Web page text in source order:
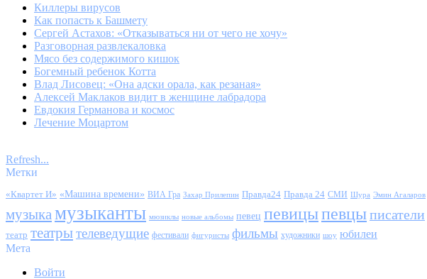
Киллеры вирусов
Как попасть к Башмету
Сергей Астахов: «Отказываться ни от чего не хочу»
Разговорная развлекаловка
Мясо без содержимого кишок
Богемный ребенок Котта
Влад Лисовец: «Она адски орала, как резаная»
Алексей Маклаков видит в женщине лабрадора
Евдокия Германова и космос
Лечение Моцартом
Refresh...
Метки
«Квартет И» «Машина времени» ВИА Гра Захар Прилепин Правда24 Правда 24 СМИ Шура Эмин Агаларов
музыка музыканты мюзиклы новые альбомы певец певицыпевцыписатели
театр театрытелеведущие фестивали фигуристы фильмы художники шоу юбилеи
Мета
Войти